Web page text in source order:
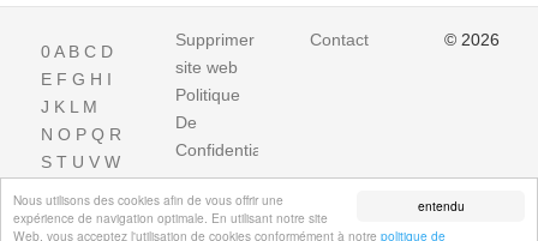
entendu
Nous utilisons des cookies afin de vous offrir une
expérience de navigation optimale. En utilisant notre site
Web, vous acceptez l'utilisation de cookies conformément à notre politique de
0A B C D
E F G H I
J K L M
N O P Q R
S T U V W
Supprimer
site web
Politique
De
Confidentialite
Contact © 2026